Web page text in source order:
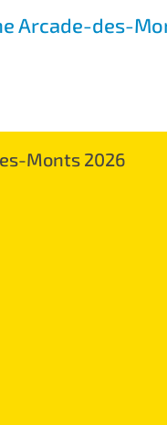
Arcade-des-
Monts 2026